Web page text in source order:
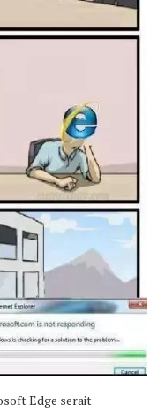
Edge serait